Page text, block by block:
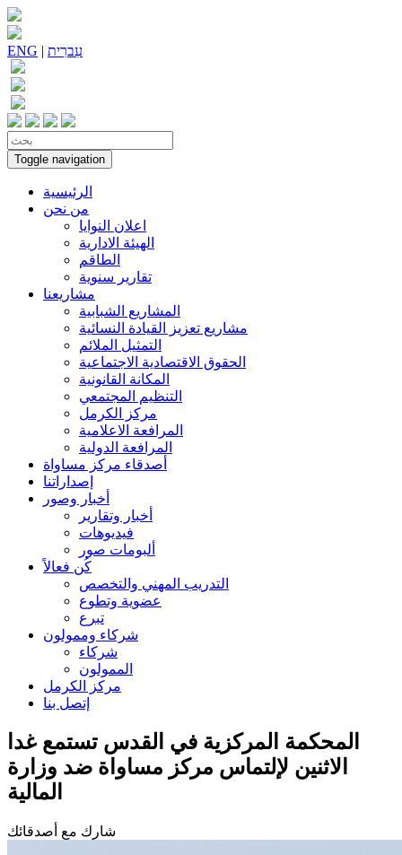
ENG | עִברִית
Toggle navigation
الرئيسية
من نحن
اعلان النوايا
الهيئة الادارية
الطاقم
تقارير سنوية
مشاريعنا
المشاريع الشبابية
مشاريع تعزيز القيادة النسائية
التمثيل الملائم
الحقوق الاقتصادية الاجتماعية
المكانة القانونية
التنظيم المجتمعي
مركز الكرمل
المرافعة الاعلامية
المرافعة الدولية
أصدقاء مركز مساواة
إصداراتنا
أخبار وصور
أخبار وتقارير
فيديوهات
ألبومات صور
كُن فعالاً
التدريب المهني والتخصص
عضوية وتطوع
تبرع
شركاء وممولون
شركاء
الممولون
مركز الكرمل
إتصل بنا
المحكمة المركزية في القدس تستمع غدا
الاثنين لإلتماس مركز مساواة ضد وزارة
المالية
شارك مع أصدقائك